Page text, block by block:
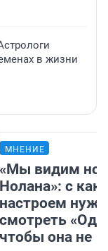
в жизни
МНЕНИЕ
«Мы видим
Нолана»: с
настроем
смотреть
чтобы она не